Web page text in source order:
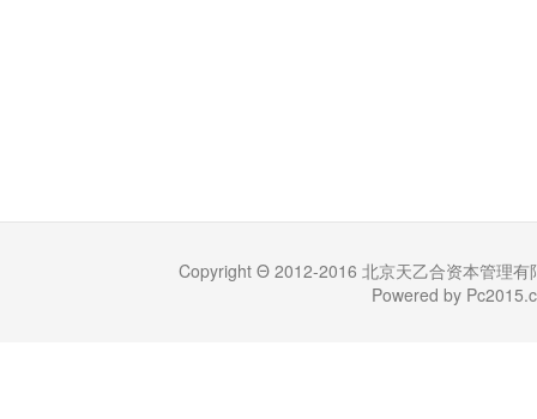
Copyright Θ 2012-2016 北京天乙合资本管理
Powered by